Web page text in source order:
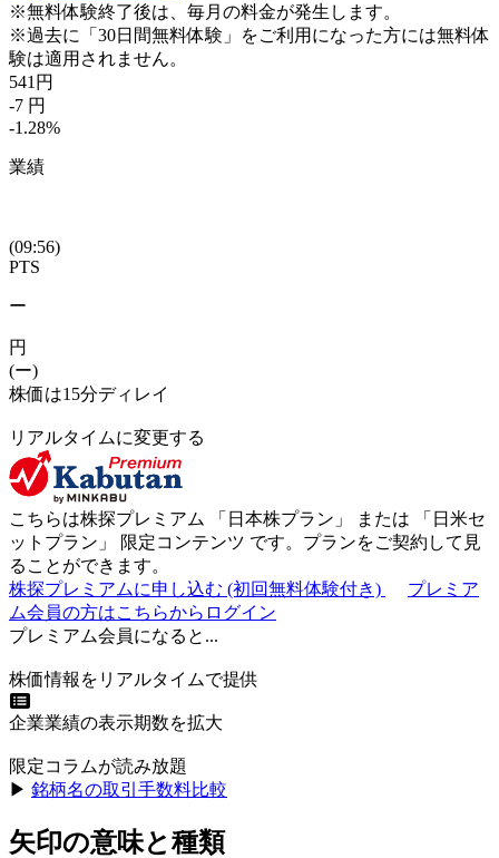
※無料体験終了後は、毎月の料金が発生します。
※過去に「30日間無料体験」をご利用になった方には無料体
験は適用されません。
541 円
-7 円
-1.28%
業績
(09:56)
PTS
ー
円
(ー)
株価は15分ディレイ
リアルタイムに変更する
こちらは株探プレミアム 「 日本株プラン 」 または 「 日米セ
ットプラン 」 限定コンテンツ です。プランをご契約して見
ることができます。
株探プレミアムに申し込む (初回無料体験付き)
プレミア
ム会員の方はこちらからログイン
プレミアム会員になると...
株価情報をリアルタイムで提供
企業業績の表示期数を拡大
限定コラムが読み放題
▶︎ 銘柄名の取引手数料比較
矢印の意味と種類